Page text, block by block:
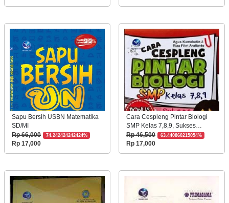
Sapu Bersih USBN Matematika
SD/MI
Rp 66,000
74.242424242424%
Rp 17,000
Cara Cespleng Pintar Biologi
SMP Kelas 7,8,9, Sukses
Hadapi UN Dan Ujian Mandiri
Masuk SMA Favorit
Rp 46,500 63.440860215054%
Rp 17,000